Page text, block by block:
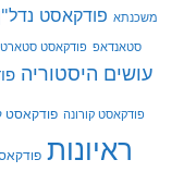
משכנתא פודקאסט
סטאנדאפ פודקאסט
עושים היסטוריה
פודקאסט קורונה פודקאסט
ראיונות